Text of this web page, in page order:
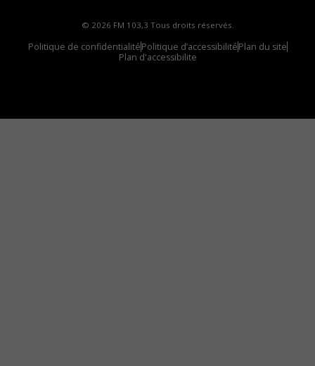
© 2026 FM 103,3 Tous droits réservés.
Politique de confidentialitéPolitique d’accessibilitéPlan du site
Plan d'accessibilite